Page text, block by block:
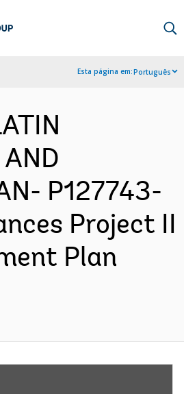
Esta página em:Português
P127743-
Project II
Plan